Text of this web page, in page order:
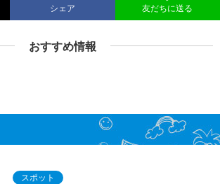
シェア 友だちに送る
おすすめ情報